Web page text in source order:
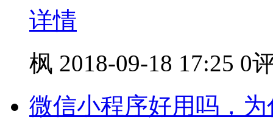
详情
枫 2018-09-18 17:25 0
微信小程序好用吗，